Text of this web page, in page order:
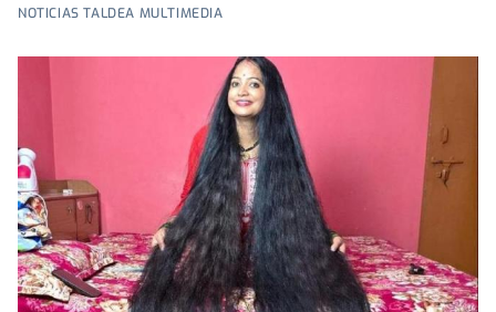
NOTICIAS TALDEA MULTIMEDIA